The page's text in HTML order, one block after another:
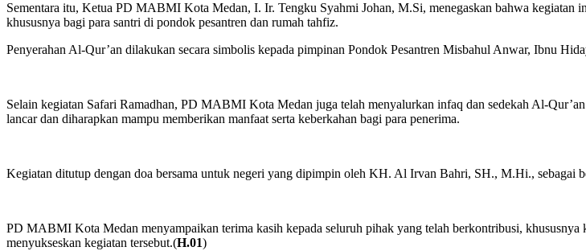
Sementara itu, Ketua PD MABMI Kota Medan, I. Ir. Tengku Syahmi Johan, M.Si, menegaskan bahwa kegiatan
khususnya bagi para santri di pondok pesantren dan rumah tahfiz.
Penyerahan Al-Qur’an dilakukan secara simbolis kepada pimpinan Pondok Pesantren Misbahul Anwar, Ibnu
Selain kegiatan Safari Ramadhan, PD MABMI Kota Medan juga telah menyalurkan infaq dan sedekah Al-
lancar dan diharapkan mampu memberikan manfaat serta keberkahan bagi para penerima.
Kegiatan ditutup dengan doa bersama untuk negeri yang dipimpin oleh KH. Al Irvan Bahri, SH., M.Hi., sebagai
PD MABMI Kota Medan menyampaikan terima kasih kepada seluruh pihak yang telah berkontribusi,
menyukseskan kegiatan tersebut.(H.01)